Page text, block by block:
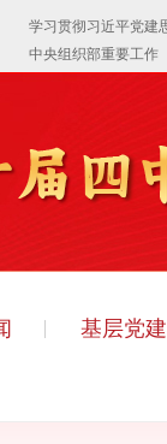
基层党建